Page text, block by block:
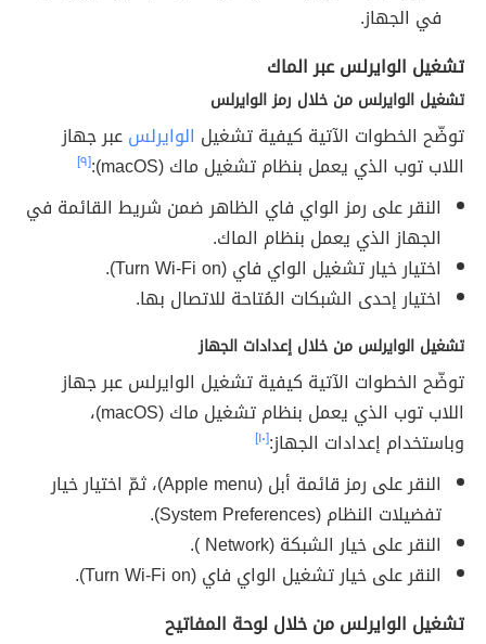
في الجهاز.
تشغيل الوايرلس عبر الماك
تشغيل الوايرلس من خلال رمز الوايرلس
توضّح الخطوات الآتية كيفية تشغيل الوايرلسعبر جهاز
اللاب توب الذي يعمل بنظام تشغيل ماك (macOS):
[٩]
النقر على رمز الواي فاي الظاهر ضمن شريط القائمة في
الجهاز الذي يعمل بنظام الماك.
اختيار خيار تشغيل الواي فاي (Turn Wi-Fi on).
اختيار إحدى الشبكات المُتاحة للاتصال بها.
تشغيل الوايرلس من خلال إعدادات الجهاز
توضّح الخطوات الآتية كيفية تشغيل الوايرلس عبر جهاز
اللاب توب الذي يعمل بنظام تشغيل ماك (macOS)،
وباستخدام إعدادات الجهاز:[١٠]
النقر على رمز قائمة أبل (Apple menu)، ثمّ اختيار خيار
تفضيلات النظام (System Preferences).
النقر على خيار الشبكة (Network ).
النقر على خيار تشغيل الواي فاي (Turn Wi-Fi on).
تشغيل الوايرلس من خلال لوحة المفاتيح